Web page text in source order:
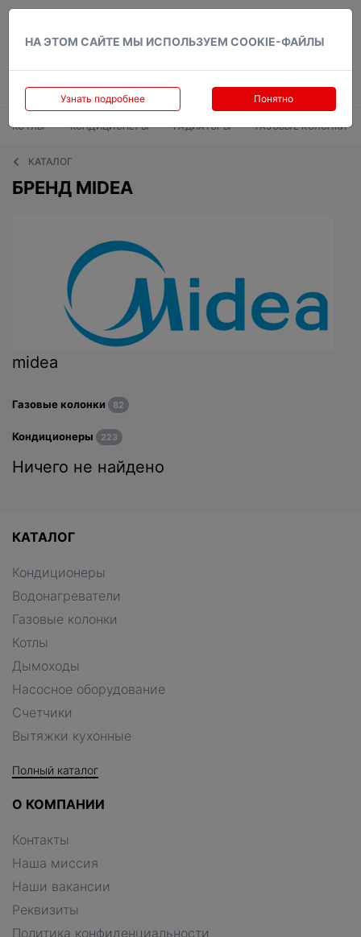
НА ЭТОМ САЙТЕ МЫ ИСПОЛЬЗУЕМ COOKIE-ФАЙЛЫ
Узнать подробнее Понятно
КОТЛЫ КОНДИЦИОНЕРЫ РАДИАТОРЫ ГАЗОВЫЕ КОЛОНКИ
КАТАЛОГ
БРЕНД MIDEA
midea
Газовые колонки 82
Кондиционеры 223
Ничего не найдено
КАТАЛОГ
Кондиционеры
Водонагреватели
Газовые колонки
Котлы
Дымоходы
Насосное оборудование
Счетчики
Вытяжки кухонные
Полный каталог
О КОМПАНИИ
Контакты
Наша миссия
Наши вакансии
Реквизиты
Политика конфиденциальности